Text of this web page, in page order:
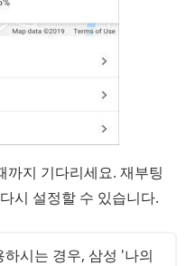
까지 기다리세요. 재부팅
시 설정할 수 있습니다.
시는 경우, 삼성 '나의